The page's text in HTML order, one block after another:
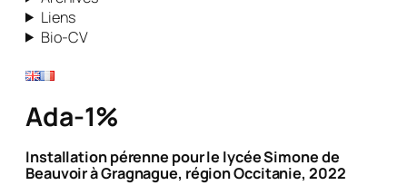
Liens
Bio-CV
Ada-1%
Installation pérenne pour le lycée Simone de
Beauvoir à Gragnague, région Occitanie, 2022